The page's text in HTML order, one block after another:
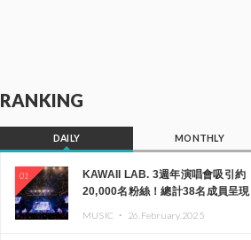
RANKING
DAILY MONTHLY
01
KAWAII LAB. 3週年演唱會吸引約
20,000名粉絲！總計38名成員呈現
MUSIC ・ 26.February.2025